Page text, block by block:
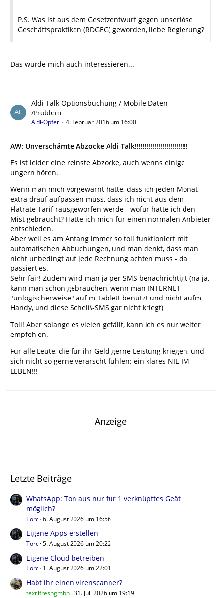
P.S. Was ist aus dem Gesetzentwurf gegen unseriöse
Geschäftspraktiken (RDGEG) geworden, liebe Regierung?
Das würde mich auch interessieren...
Aldi Talk Optionsbuchung / Mobile Daten
/Problem
Aldi-Opfer 4. Februar 2016 um 16:00
AW: Unverschämte Abzocke Aldi Talk!!!!!!!!!!!!!!!!!!!!!!!!!!!
Es ist leider eine reinste Abzocke, auch wenns einige
ungern hören.
Wenn man mich vorgewarnt hätte, dass ich jeden Monat
extra drauf aufpassen muss, dass ich nicht aus dem
Flatrate-Tarif rausgeworfen werde - wofür hätte ich den
Mist gebraucht? Hätte ich mich für einen normalen Anbieter
entschieden.
Aber weil es am Anfang immer so toll funktioniert mit
automatischen Abbuchungen, und man denkt, dass man
nicht unbedingt auf jede Rechnung achten muss - da
passiert es.
Sehr fair! Zudem wird man ja per SMS benachrichtigt (na ja,
kann man schön gebrauchen, wenn man INTERNET
"unlogischerweise" auf m Tablett benutzt und nicht aufm
Handy, und diese Scheiß-SMS gar nicht kriegt)
Toll! Aber solange es vielen gefällt, kann ich es nur weiter
empfehlen.
Für alle Leute, die für ihr Geld gerne Leistung kriegen, und
sich nicht so gerne verarscht fühlen: ein klares NIE IM
LEBEN!!!
Anzeige
Letzte Beiträge
WhatsApp: Ton aus nur für 1 verknüpftes Geät
möglich?
Torc 6. August 2026 um 16:56
Eigene Apps erstellen
Torc 5. August 2026 um 20:22
Eigene Cloud betreiben
Torc 1. August 2026 um 22:01
Habt ihr einen virenscanner?
textilfreshgmbh 31. Juli 2026 um 19:19